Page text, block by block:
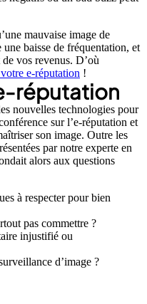
mauvaise image de
baisse de fréquentation, et
vos revenus. D’où
e-réputation !
réputation
nouvelles technologies pour
sur l’e-réputation et
son image. Outre les
par notre experte en
alors aux questions
à respecter pour bien
pas commettre ?
injustifié ou
d’image ?